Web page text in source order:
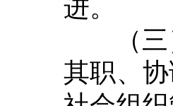
（三
其职、